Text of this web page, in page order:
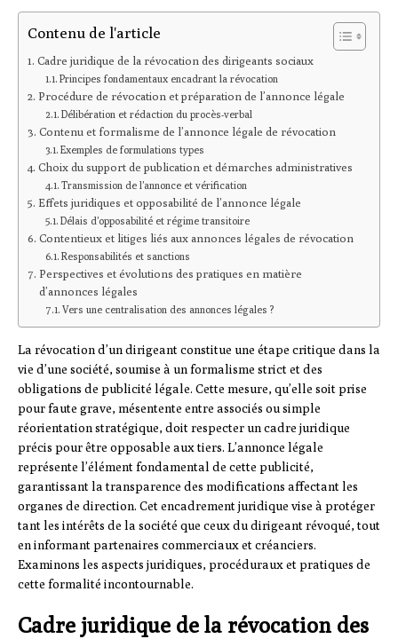
Contenu de l'article
Cadre juridique de la révocation des dirigeants sociaux
Principes fondamentaux encadrant la révocation
Procédure de révocation et préparation de l’annonce légale
Délibération et rédaction du procès-verbal
Contenu et formalisme de l’annonce légale de révocation
Exemples de formulations types
Choix du support de publication et démarches administratives
Transmission de l’annonce et vérification
Effets juridiques et opposabilité de l’annonce légale
Délais d’opposabilité et régime transitoire
Contentieux et litiges liés aux annonces légales de révocation
Responsabilités et sanctions
Perspectives et évolutions des pratiques en matière
d’annonces légales
Vers une centralisation des annonces légales ?
La révocation d’un dirigeant constitue une étape critique dans la
vie d’une société, soumise à un formalisme strict et des
obligations de publicité légale. Cette mesure, qu’elle soit prise
pour faute grave, mésentente entre associés ou simple
réorientation stratégique, doit respecter un cadre juridique
précis pour être opposable aux tiers. L’annonce légale
représente l’élément fondamental de cette publicité,
garantissant la transparence des modifications affectant les
organes de direction. Cet encadrement juridique vise à protéger
tant les intérêts de la société que ceux du dirigeant révoqué, tout
en informant partenaires commerciaux et créanciers.
Examinons les aspects juridiques, procéduraux et pratiques de
cette formalité incontournable.
Cadre juridique de la révocation des